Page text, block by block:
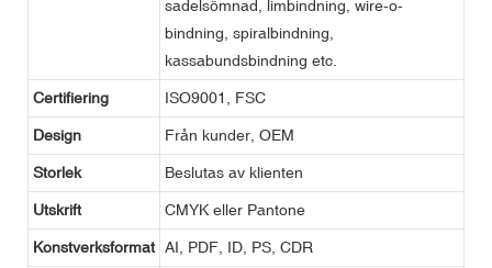
sadelsömnad, limbindning, wire-o-
bindning, spiralbindning,
kassabundsbindning etc.
Certifiering ISO9001, FSC
Design Från kunder, OEM
Storlek Beslutas av klienten
Utskrift CMYK eller Pantone
Konstverksformat AI, PDF, ID, PS, CDR